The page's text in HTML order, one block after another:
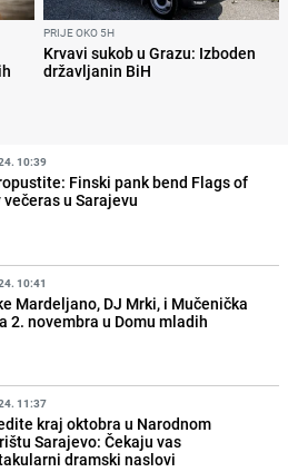
PRIJE OKO 5H
Krvavi sukob u Grazu: Izboden
državljanin BiH
10:39
Finski pank bend Flags of
večeras u Sarajevu
10:41
Mardeljano, DJ Mrki, i Mučenička
2. novembra u Domu mladih
11:37
kraj oktobra u Narodnom
Sarajevo: Čekaju vas
dramski naslovi